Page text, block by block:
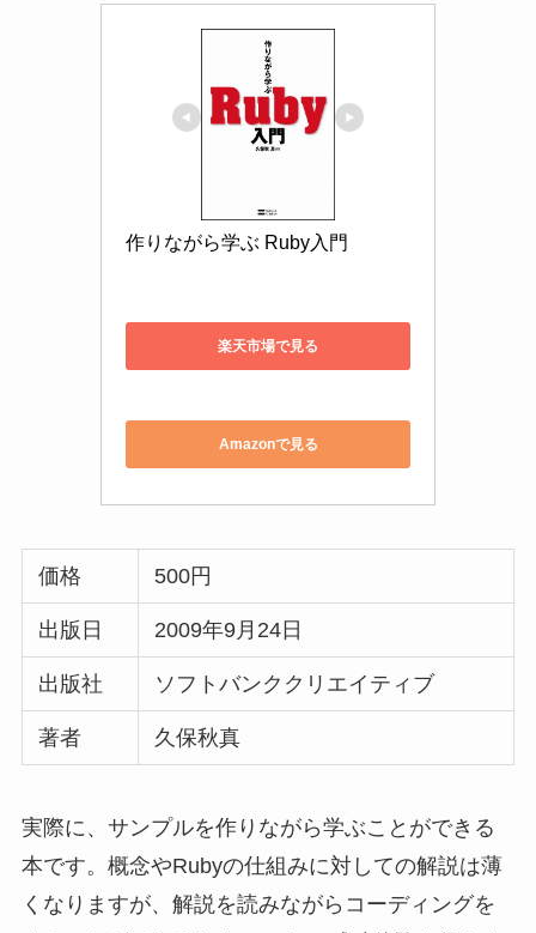
作りながら学ぶ Ruby入門
Amazonで見る
500円
出版日 2009年9月24日
出版社 ソフトバンククリエイティブ
著者 久保秋真
実際に、サンプルを作りながら学ぶことができる
くなりますが、解説を読みながらコーディングを
することができるため、Rubyの成功体験を得やす
い本です。